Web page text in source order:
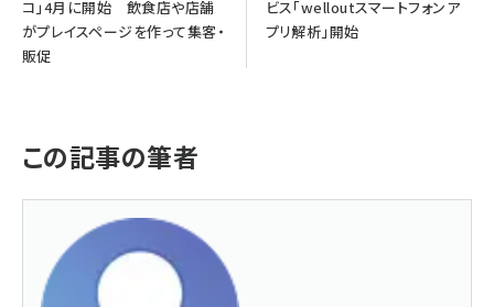
コ」4月に開始 飲食店や店舗
がプレイスページを作って集客・
販促
ビス「welloutスマートフォンア
プリ解析」開始
この記事の筆者